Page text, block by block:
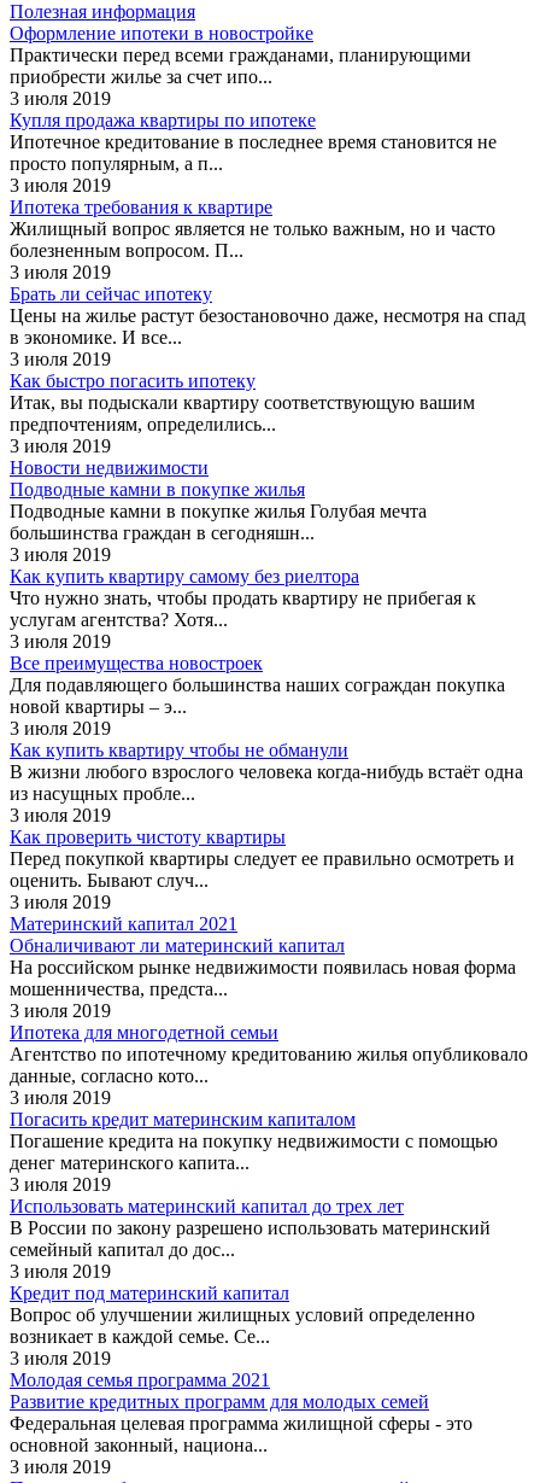
Полезная информация
Оформление ипотеки в новостройке
Практически перед всеми гражданами, планирующими
приобрести жилье за счет ипо...
3 июля 2019
Купля продажа квартиры по ипотеке
Ипотечное кредитование в последнее время становится не
просто популярным, а п...
3 июля 2019
Ипотека требования к квартире
Жилищный вопрос является не только важным, но и часто
болезненным вопросом. П...
3 июля 2019
Брать ли сейчас ипотеку
Цены на жилье растут безостановочно даже, несмотря на спад
в экономике. И все...
3 июля 2019
Как быстро погасить ипотеку
Итак, вы подыскали квартиру соответствующую вашим
предпочтениям, определились...
3 июля 2019
Новости недвижимости
Подводные камни в покупке жилья
Подводные камни в покупке жилья Голубая мечта
большинства граждан в сегодняшн...
3 июля 2019
Как купить квартиру самому без риелтора
Что нужно знать, чтобы продать квартиру не прибегая к
услугам агентства? Хотя...
3 июля 2019
Все преимущества новостроек
Для подавляющего большинства наших сограждан покупка
новой квартиры – э...
3 июля 2019
Как купить квартиру чтобы не обманули
В жизни любого взрослого человека когда-нибудь встаёт одна
из насущных пробле...
3 июля 2019
Как проверить чистоту квартиры
Перед покупкой квартиры следует ее правильно осмотреть и
оценить. Бывают случ...
3 июля 2019
Материнский капитал 2021
Обналичивают ли материнский капитал
На российском рынке недвижимости появилась новая форма
мошенничества, предста...
3 июля 2019
Ипотека для многодетной семьи
Агентство по ипотечному кредитованию жилья опубликовало
данные, согласно кото...
3 июля 2019
Погасить кредит материнским капиталом
Погашение кредита на покупку недвижимости с помощью
денег материнского капита...
3 июля 2019
Использовать материнский капитал до трех лет
В России по закону разрешено использовать материнский
семейный капитал до дос...
3 июля 2019
Кредит под материнский капитал
Вопрос об улучшении жилищных условий определенно
возникает в каждой семье. Се...
3 июля 2019
Молодая семья программа 2021
Развитие кредитных программ для молодых семей
Федеральная целевая программа жилищной сферы - это
основной законный, национа...
3 июля 2019